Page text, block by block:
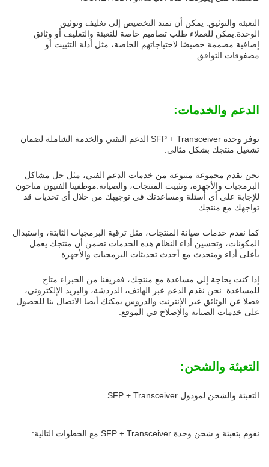
التعبئة والتوثيق: يمكن أن تمتد التخصيص إلى تغليف وتوثيق
الوحدة.يمكن للعملاء طلب تصاميم خاصة للتعبئة والتغليف أو وثائق
إضافية مصممة خصيصًا لاحتياجاتهم الخاصة، مثل أدلة التثبيت أو
مصفوفات التوافق.
الدعم والخدمات:
توفر وحدة SFP + Transceiver الدعم التقني والخدمة الشاملة لضمان
تشغيل منتجك بشكل مثالي.
نحن نقدم مجموعة متنوعة من خدمات الدعم الفني، مثل حل مشاكل
البرمجيات والأجهزة، وتثبيت المنتجات، والصيانة.موظفينا الفنيون متاحون
للإجابة على أي أسئلة ومساعدتك في توجيهك من خلال أي تحديات قد
تواجهك مع منتجك.
كما نقدم خدمات صيانة المنتجات، مثل ترقية البرمجيات الثابتة، واستبدال
المكونات، وتحسين أداء النظام.هذه الخدمات تضمن أن منتجك يعمل
بأعلى أداء ومتحدث مع أحدث تحديثات البرمجيات والأجهزة.
إذا كنت بحاجة إلى مساعدة مع منتجك، ففريقنا من الخبراء متاح
للمساعدة. نحن نقدم الدعم عبر الهاتف، الدردشة، والبريد الإلكتروني،
فضلا عن الوثائق عبر الإنترنت والدروس.يمكنك أيضا الاتصال بنا للحصول
على خدمات الصيانة والإصلاح في الموقع.
التعبئة والشحن:
التعبئة والشحن لمودول SFP + Transceiver
نقوم بتعبئة و شحن وحدة SFP + Transceiver مع الخطوات التالية: